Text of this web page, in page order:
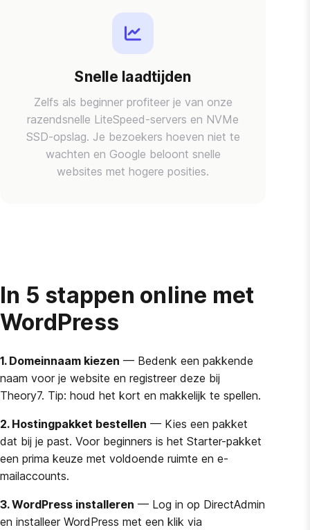
Snelle laadtijden
Zelfs als beginner profiteer je van onze
razendsnelle LiteSpeed-servers en NVMe
SSD-opslag. Je bezoekers hoeven niet te
wachten en Google beloont snelle
websites met hogere posities.
In 5 stappen online met
WordPress
1. Domeinnaam kiezen — Bedenk een pakkende
naam voor je website en registreer deze bij
Theory7. Tip: houd het kort en makkelijk te spellen.
2. Hostingpakket bestellen — Kies een pakket
dat bij je past. Voor beginners is het Starter-pakket
een prima keuze met voldoende ruimte en e-
mailaccounts.
3. WordPress installeren — Log in op DirectAdmin
en installeer WordPress met een klik via